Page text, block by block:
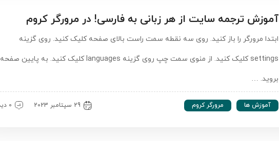
آموزش ترجمه سایت از هر زبانی به فارسی! در مرورگر کروم
ابتدا مرورگر را باز کنید. روی سه نقطه سمت راست بالای صفحه کلیک کنید. روی گزینه
settings کلیک کنید. از منوی سمت چپ روی گزینه languages کلیک کنید. به پایین صفحه
بروید. …
آموزش ها مرورگر کروم 29 سپتامبر 2023 0 دیدگاه